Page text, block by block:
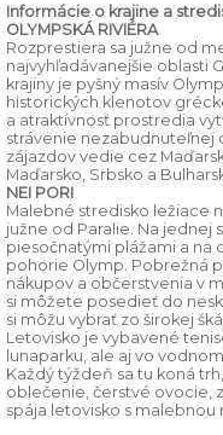
Informácie o krajine a
OLYMPSKÁ RIVIÉRA
Rozprestiera sa južne od
najvyhľadávanejšie oblasti
krajiny je pyšný masív
historických klenotov
a atraktívnosť prostredia
strávenie nezabudnuteľnej
zájazdov vedie cez
Maďarsko, Srbsko a
NEI PORI
Malebné stredisko ležiace
južne od Paralie. Na jednej
piesočnatými plážami a na
pohorie Olymp. Pobrežná
nákupov a občerstvenia v
si môžete posedieť do
si môžu vybrať zo širokej
Letovisko je vybavené
lunaparku, ale aj vo
Každý týždeň sa tu koná
oblečenie, čerstvé ovocie,
spája letovisko s malebnou